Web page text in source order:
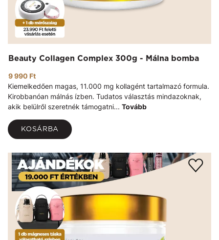
Beauty Collagen Complex 300g - Málna bomba
9 990 Ft
Kiemelkedően magas, 11.000 mg kollagént tartalmazó formula.
Kirobbanóan málnás ízben. Tudatos választás mindazoknak,
akik belülről szeretnék támogatni... Tovább
KOSÁRBA